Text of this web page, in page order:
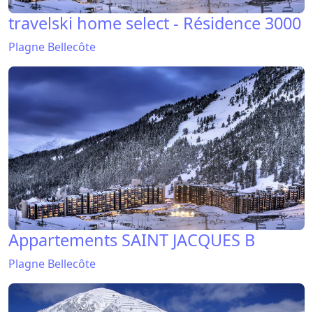
travelski home select - Résidence 3000
Plagne Bellecôte
Appartements SAINT JACQUES B
Plagne Bellecôte